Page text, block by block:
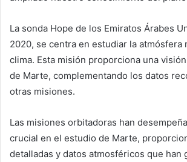
La sonda Hope de los Emiratos Árabes
2020, se centra en estudiar la atmósfera
clima. Esta misión proporciona una
de Marte, complementando los datos
otras misiones.
Las misiones orbitadoras han
crucial en el estudio de Marte,
detalladas y datos atmosféricos que han